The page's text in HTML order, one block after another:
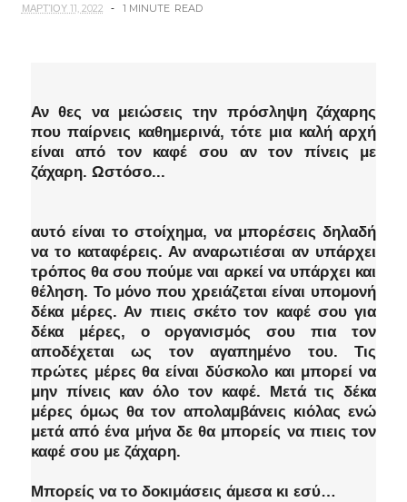
ΜΑΡΤΊΟΥ 11, 2022 1 MINUTE READ
Αν θες να μειώσεις την πρόσληψη ζάχαρης
που παίρνεις καθημερινά, τότε μια καλή αρχή
είναι από τον καφέ σου αν τον πίνεις με
ζάχαρη. Ωστόσο...
αυτό είναι το στοίχημα, να μπορέσεις δηλαδή
να το καταφέρεις. Αν αναρωτιέσαι αν υπάρχει
τρόπος θα σου πούμε ναι αρκεί να υπάρχει και
θέληση. Το μόνο που χρειάζεται είναι υπομονή
δέκα μέρες. Αν πιεις σκέτο τον καφέ σου για
δέκα μέρες, ο οργανισμός σου πια τον
αποδέχεται ως τον αγαπημένο του. Τις
πρώτες μέρες θα είναι δύσκολο και μπορεί να
μην πίνεις καν όλο τον καφέ. Μετά τις δέκα
μέρες όμως θα τον απολαμβάνεις κιόλας ενώ
μετά από ένα μήνα δε θα μπορείς να πιεις τον
καφέ σου με ζάχαρη.
Μπορείς να το δοκιμάσεις άμεσα κι εσύ…